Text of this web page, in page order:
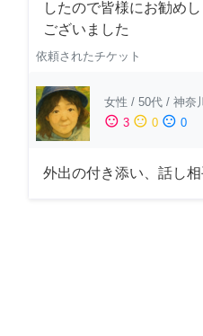
したので皆様にお勧め
ございました
依頼されたチケット
女性 / 50代 / 神奈
sentiment_satisfied 3 sentiment_neutral 0 sentiment_dissatisfied 0
外出の付き添い、話し